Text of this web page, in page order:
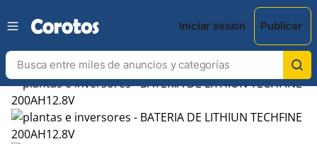
Iniciar sesión Publicar